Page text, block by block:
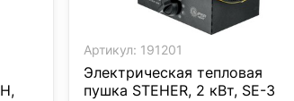
Артикул: 191201
Электрическая тепловая
пушка STEHER, 2 кВт, SE-3